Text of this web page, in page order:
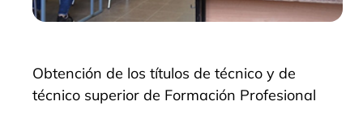
Obtención de los títulos de técnico y de
técnico superior de Formación Profesional